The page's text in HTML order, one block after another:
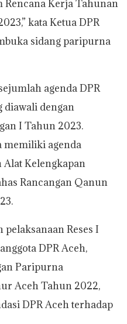
Rencana Kerja Tahunan
kata Ketua DPR
sidang paripurna
agenda DPR
diawali dengan
I Tahun 2023.
memiliki agenda
Kelengkapan
Rancangan Qanun
Reses I
DPR Aceh,
Paripurna
Aceh Tahun 2022,
DPR Aceh terhadap